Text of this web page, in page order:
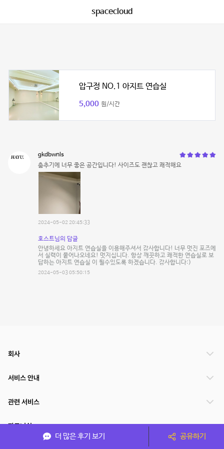
spacecloud
압구정 NO.1 아지트 연습실
5,000 원/시간
gkdbwnls
춤추기에 너무 좋은 공간입니다! 사이즈도 괜찮고 쾌적해요
2024-05-02 20:45:33
호스트님의 답글
안녕하세요 아지트 연습실을 이용해주셔서 감사합니다! 너무 멋진 포즈에
서 실력이 뭍어나오네요! 멋지십니다. 항상 깨끗하고 쾌적한 연습실로 보
답하는 아지트 연습실 이 될수있도록 하겠습니다. 감사합니다:)
2024-05-03 05:50:15
더 많은 후기 보기 공유하기
회사
서비스 안내
관련 서비스
파트너쉽